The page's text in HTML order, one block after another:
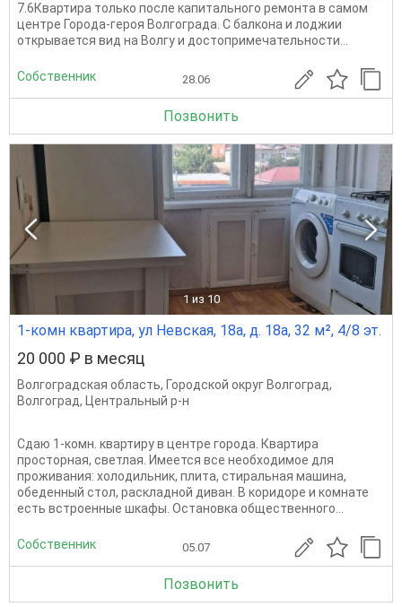
7.6Квартира только после капитального ремонта в самом
центре Города-героя Волгограда. С балкона и лоджии
открывается вид на Волгу и достопримечательности...
Собственник 28.06
Позвонить
1 из 10
1-комн квартира, ул Невская, 18а, д. 18а, 32 м², 4/8 эт.
20 000 ₽ в месяц
Волгоградская область, Городской округ Волгоград,
Волгоград, Центральный р-н
Сдаю 1-комн. квартиру в центре города. Квартира
просторная, светлая. Имеется все необходимое для
проживания: холодильник, плита, стиральная машина,
обеденный стол, раскладной диван. В коридоре и комнате
есть встроенные шкафы. Остановка общественного...
Собственник 05.07
Позвонить